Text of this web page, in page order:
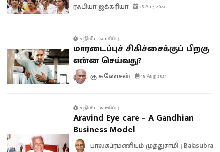
ரஃபியா ஜக்கரியா 25 Aug 2024
5 நிமிட வாசிப்பு
மாரடைப்புச் சிகிச்சைக்குப் பிறகு
என்ன செய்வது?
கு.கணேசன் 18 Aug 2024
5 நிமிட வாசிப்பு
Aravind Eye care – A Gandhian
Business Model
பாலசுப்ரமணியம் முத்துசாமி |